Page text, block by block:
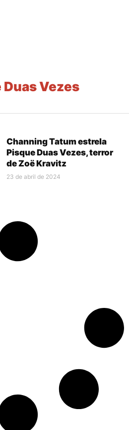
Duas Vezes
Channing Tatum estrela
Pisque Duas Vezes, terror
de Zoë Kravitz
23 de abril de 2024